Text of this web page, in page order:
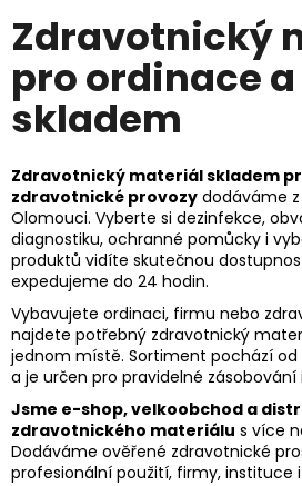
Zdravotnický
pro ordinace
skladem
Zdravotnický materiál skladem
zdravotnické provozy dodáváme
Olomouci. Vyberte si dezinfekce,
diagnostiku, ochranné pomůcky i
produktů vidíte skutečnou
expedujeme do 24 hodin.
Vybavujete ordinaci, firmu nebo
najdete potřebný zdravotnický
jednom místě. Sortiment pochází
a je určen pro pravidelné zásobování
Jsme e-shop, velkoobchod a
zdravotnického materiálu s více
Dodáváme ověřené zdravotnické
profesionální použití, firmy, instituce